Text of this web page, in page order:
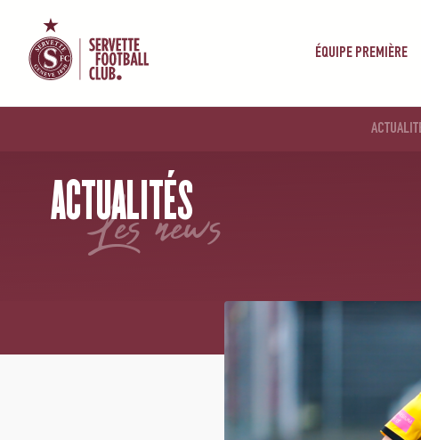
ÉQUIPE PREMIÈRE
BSC YB FRAUEN – SERVETTE FCCF : PREMIÈRE MANCHE POUR LE TITRE
ACTUALITÉS
les news